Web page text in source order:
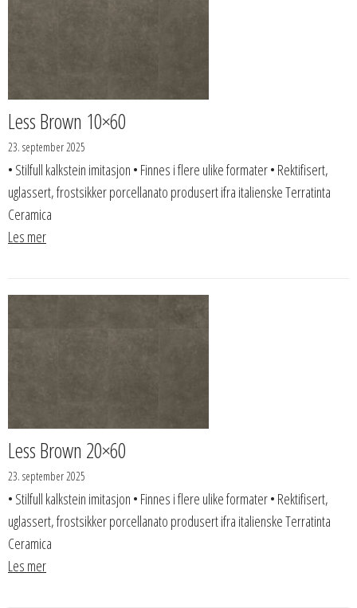
Less Brown 10×60
23. september 2025
• Stilfull kalkstein imitasjon • Finnes i flere ulike formater • Rektifisert,
uglassert, frostsikker porcellanato produsert ifra italienske Terratinta
Ceramica
Les mer
Less Brown 20×60
23. september 2025
• Stilfull kalkstein imitasjon • Finnes i flere ulike formater • Rektifisert,
uglassert, frostsikker porcellanato produsert ifra italienske Terratinta
Ceramica
Les mer